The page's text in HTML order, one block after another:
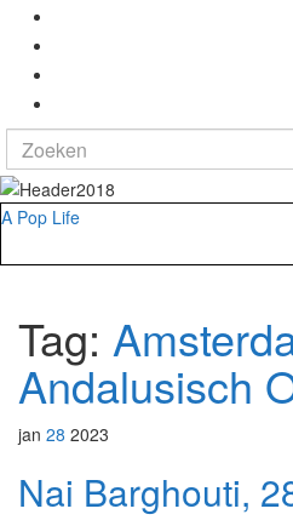
Search
for:
A Pop Life
Tag:
Andalusisch
jan 28 2023
Nai Barghouti,